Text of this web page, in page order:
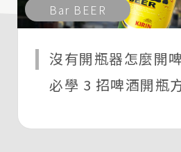
Bar BEER
沒有開瓶器怎麼開
必學 3 招啤酒開瓶